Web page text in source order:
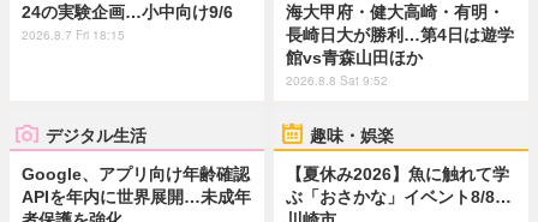
24の実験企画…小中向け9/6
2026.8.7 Fri 18:15
海大甲府・健大高崎・有明・
長崎日大が勝利…第4日は遊学
館vs青森山田ほか
2026.8.8 Sat 9:52
デジタル生活
Google、アプリ向け年齢確認
APIを年内に世界展開…未成年
趣味・娯楽
【夏休み2026】魚に触れて学
ぶ「おさかな」イベント8/8…